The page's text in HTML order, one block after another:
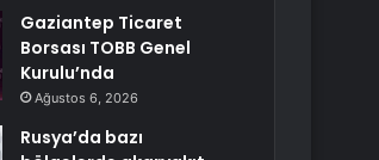
Gaziantep Ticaret
Borsası TOBB Genel
Kurulu’nda
Ağustos 6, 2026
Rusya’da bazı